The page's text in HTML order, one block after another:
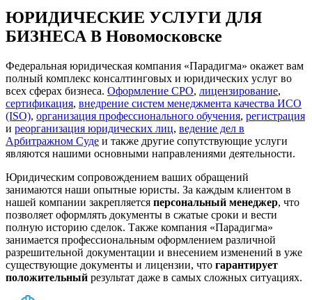
ЮРИДИЧЕСКИЕ УСЛУГИ ДЛЯ
БИЗНЕСА В Новомосковске
Федеральная юридическая компания «Парадигма» окажет вам
полный комплекс консалтинговых и юридических услуг во
всех сферах бизнеса. Оформление СРО, лицензирование,
сертификация, внедрение систем менеджмента качества ИСО
(ISO), организация профессионального обучения, регистрация
и реорганизация юридических лиц, ведение дел в
Арбитражном Суде и также другие сопутствующие услуги
являются нашими основными направлениями деятельности.
Юридическим сопровождением ваших обращений
занимаются наши опытные юристы. За каждым клиентом в
нашей компании закрепляется персональный менеджер, что
позволяет оформлять документы в сжатые сроки и вести
полную историю сделок. Также компания «Парадигма»
занимается профессиональным оформлением различной
разрешительной документации и внесением изменений в уже
существующие документы и лицензии, что гарантирует
положительный результат даже в самых сложных ситуациях.